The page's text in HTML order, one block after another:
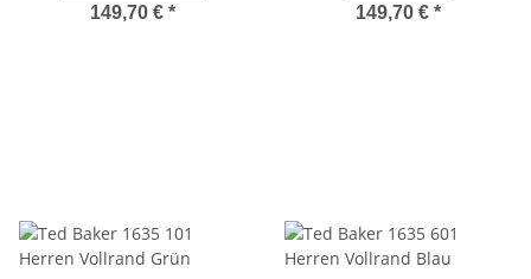
149,70 € * 149,70 € *